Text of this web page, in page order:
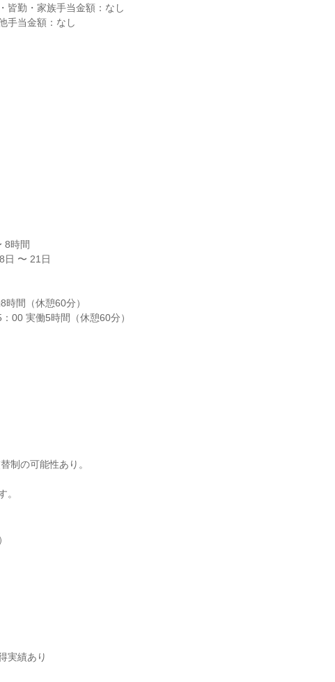
皆勤・家族手当金額：なし
手当金額：なし
8時間
日 〜 21日
時間（休憩60分）
00 実働5時間（休憩60分）
制の可能性あり。
。
実績あり